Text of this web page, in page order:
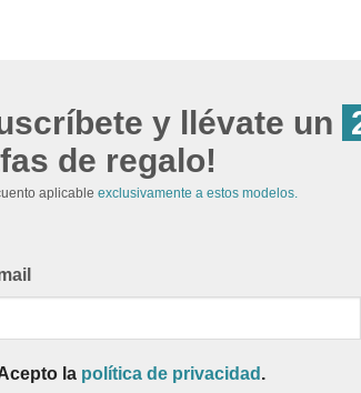
y llévate un
de regalo!
aplicable exclusivamente a estos modelos.
la política de privacidad .